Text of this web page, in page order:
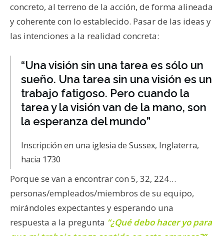
concreto, al terreno de la acción, de forma alineada
y coherente con lo establecido. Pasar de las ideas y
las intenciones a la realidad concreta:
“Una visión sin una tarea es sólo un
sueño. Una tarea sin una visión es un
trabajo fatigoso. Pero cuando la
tarea y la visión van de la mano, son
la esperanza del mundo”
Inscripción en una iglesia de Sussex, Inglaterra,
hacia 1730
Porque se van a encontrar con 5, 32, 224…
personas/empleados/miembros de su equipo,
mirándoles expectantes y esperando una
respuesta a la pregunta “¿Qué debo hacer yo para